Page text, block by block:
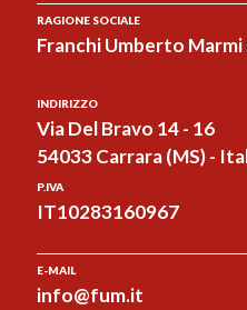
RAGIONE SOCIALE
Franchi Umberto Marmi
INDIRIZZO
Via Del Bravo 14 - 16
54033 Carrara (MS) -
P.IVA
IT10283160967
E-MAIL
info@fum.it